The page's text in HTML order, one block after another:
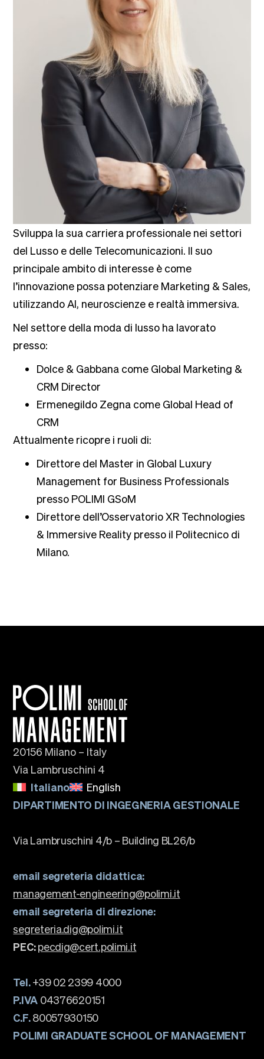
Sviluppa la sua carriera professionale nei settori
del Lusso e delle Telecomunicazioni. Il suo
principale ambito di interesse è come
l’innovazione possa potenziare Marketing & Sales,
utilizzando AI, neuroscienze e realtà immersiva.
Nel settore della moda di lusso ha lavorato
presso:
Dolce & Gabbana come Global Marketing &
CRM Director
Ermenegildo Zegna come Global Head of
CRM
Attualmente ricopre i ruoli di:
Direttore del Master in Global Luxury
Management for Business Professionals
presso POLIMI GSoM
Direttore dell’Osservatorio XR Technologies
& Immersive Reality presso il Politecnico di
Milano.
20156 Milano – Italy
Via Lambruschini 4
Italiano
English
DIPARTIMENTO DI INGEGNERIA GESTIONALE
Via Lambruschini 4/b – Building BL26/b
email segreteria didattica:
management-engineering@polimi.it
email segreteria di direzione:
segreteria.dig@polimi.it
PEC: pecdig@cert.polimi.it
Tel.+39 02 2399 4000
P.IVA 04376620151
C.F.80057930150
POLIMI GRADUATE SCHOOL OF MANAGEMENT